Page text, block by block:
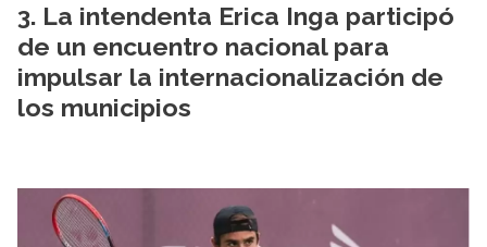
La intendenta Erica Inga participó
de un encuentro nacional para
impulsar la internacionalización de
los municipios